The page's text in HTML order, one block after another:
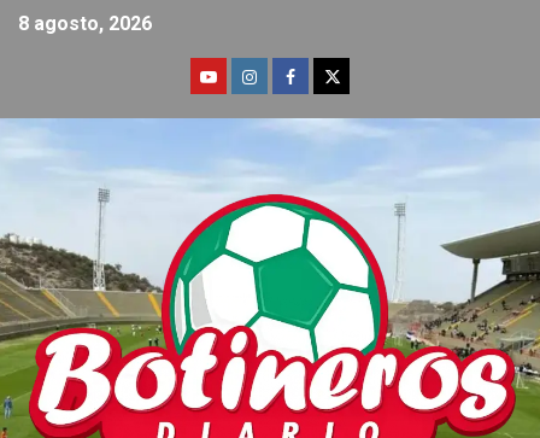
8 agosto, 2026